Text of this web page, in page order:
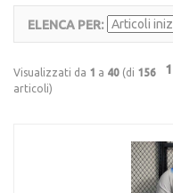
ELENCA PER:
Visualizzati da 1 a 40 (di 156
articoli)
1